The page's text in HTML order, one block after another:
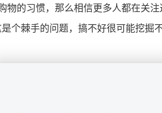
物的习惯，那么相信更多人都在关注
个棘手的问题，搞不好很可能挖掘